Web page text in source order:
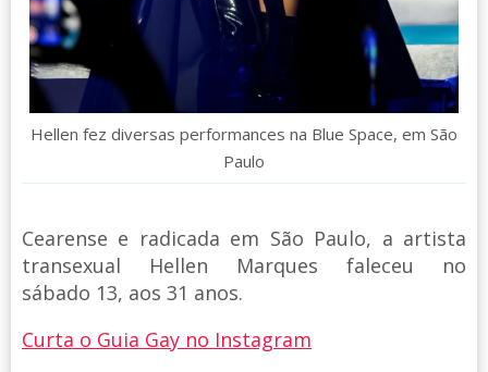
Hellen fez diversas performances na Blue Space, em São
Paulo
Cearense e radicada em São Paulo, a artista
transexual Hellen Marques faleceu no
sábado 13, aos 31 anos.
Curta o Guia Gay no Instagram